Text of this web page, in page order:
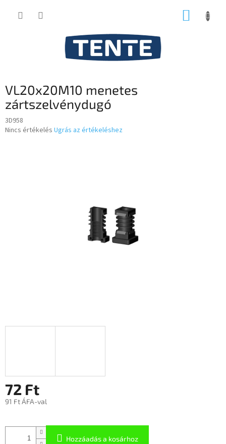
KOSÁR
VL20x20M10 menetes
zártszelvénydugó
3D958
A
Nincs értékelés Ugrás az értékeléshez
72 Ft
91 Ft ÁFA-val
Hozzáadás a kosárhoz